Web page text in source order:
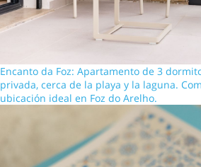
Encanto da Foz: Apartamento de 3
privada, cerca de la playa y la laguna.
ubicación ideal en Foz do Arelho.